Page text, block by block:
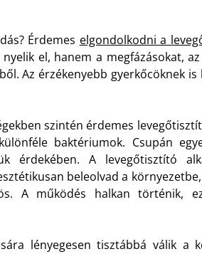
Érdemes elgondolkodni a
el, hanem a megfázásokat,
Az érzékenyebb gyerkőcöknek
szintén érdemes
baktériumok. Csupán
érdekében. A levegőtisztító
beleolvad a
A működés halkan történik,
lényegesen tisztábbá válik a